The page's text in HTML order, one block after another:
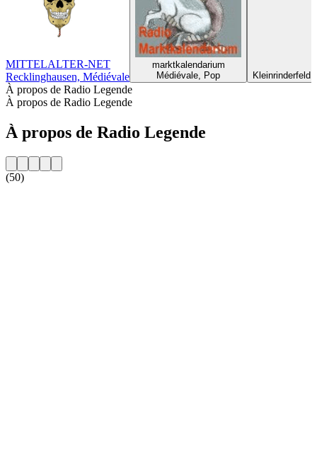
MITTELALTER-NET
Recklinghausen, Médiévale
marktkalendarium
Médiévale, Pop
À propos de Radio Legende
À propos de Radio Legende
À propos de Radio Legende
(50)